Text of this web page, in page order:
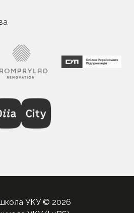
школа УКУ © 2026